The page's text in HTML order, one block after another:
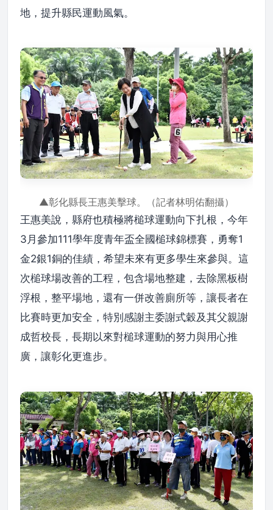
地，提升縣民運動風氣。
▲彰化縣長王惠美擊球。（記者林明佑翻攝）
王惠美說，縣府也積極將槌球運動向下扎根，今年
3月參加111學年度青年盃全國槌球錦標賽，勇奪1
金2銀1銅的佳績，希望未來有更多學生來參與。這
次槌球場改善的工程，包含場地整建，去除黑板樹
浮根，整平場地，還有一併改善廁所等，讓長者在
比賽時更加安全，特別感謝主委謝式穀及其父親謝
成哲校長，長期以來對槌球運動的努力與用心推
廣，讓彰化更進步。